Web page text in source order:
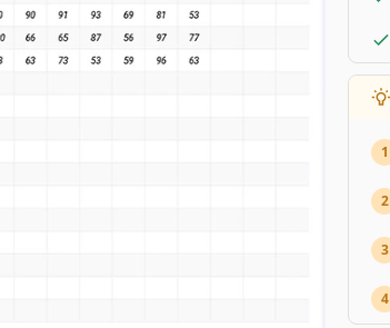
1
2
3
4